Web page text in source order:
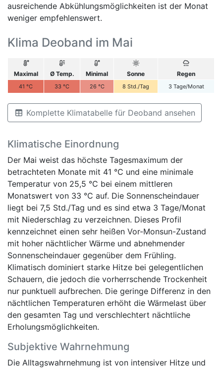
ausreichende Abkühlungsmöglichkeiten ist der Monat
weniger empfehlenswert.
Klima Deoband im Mai
Maximal Ø Temp. Minimal Sonne Regen
41 °C 33 °C 26 °C 8 Std./Tag 3 Tage/Monat
Komplette Klimatabelle für Deoband ansehen
Klimatische Einordnung
Der Mai weist das höchste Tagesmaximum der
betrachteten Monate mit 41 °C und eine minimale
Temperatur von 25,5 °C bei einem mittleren
Monatswert von 33 °C auf. Die Sonnenscheindauer
liegt bei 7,5 Std./Tag und es sind etwa 3 Tage/Monat
mit Niederschlag zu verzeichnen. Dieses Profil
kennzeichnet einen sehr heißen Vor-Monsun-Zustand
mit hoher nächtlicher Wärme und abnehmender
Sonnenscheindauer gegenüber dem Frühling.
Klimatisch dominiert starke Hitze bei gelegentlichen
Schauern, die jedoch die vorherrschende Trockenheit
nur punktuell aufbrechen. Die geringe Differenz in den
nächtlichen Temperaturen erhöht die Wärmelast über
den gesamten Tag und verschlechtert nächtliche
Erholungsmöglichkeiten.
Subjektive Wahrnehmung
Die Alltagswahrnehmung ist von intensiver Hitze und